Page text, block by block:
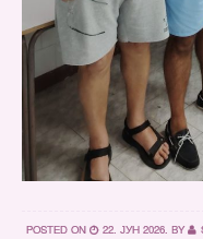
POSTED ON 22. ЈУН 2026. BY